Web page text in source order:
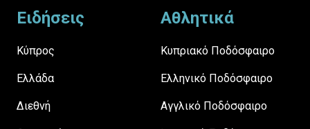
Ειδήσεις
Κύπρος
Ελλάδα
Διεθνή
Αθλητικά
Κυπριακό Ποδόσφαιρο
Ελληνικό Ποδόσφαιρο
Αγγλικό Ποδόσφαιρο